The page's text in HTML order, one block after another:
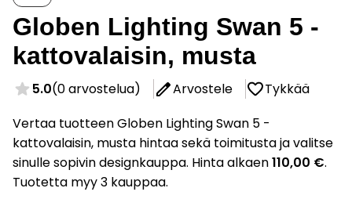
Globen Lighting Swan 5 -
kattovalaisin, musta
5.0(0 arvostelua) Arvostele
Tykkää
Vertaa tuotteen Globen Lighting Swan 5 -
kattovalaisin, musta hintaa sekä toimitusta ja valitse
sinulle sopivin designkauppa. Hinta alkaen110,00 €.
Tuotetta myy 3 kauppaa.